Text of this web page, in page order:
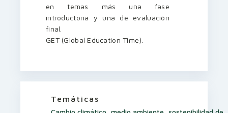
en temas más una fase
introductoria y una de evaluación
final.
GET (Global Education Time).
Temáticas